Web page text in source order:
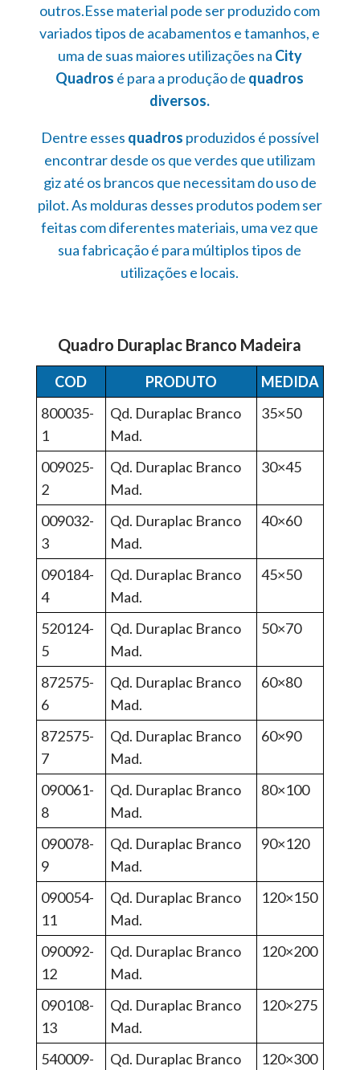
outros.Esse material pode ser produzido com
variados tipos de acabamentos e tamanhos, e
uma de suas maiores utilizações na City
Quadros é para a produção de quadros
diversos.
Dentre esses quadros produzidos é possível
encontrar desde os que verdes que utilizam
giz até os brancos que necessitam do uso de
pilot. As molduras desses produtos podem ser
feitas com diferentes materiais, uma vez que
sua fabricação é para múltiplos tipos de
utilizações e locais.
Quadro Duraplac Branco Madeira
COD PRODUTO
MEDIDA
800035-
1
Qd. Duraplac Branco
Mad.
35×50
009025-
2
Qd. Duraplac Branco
Mad.
30×45
009032-
3
Qd. Duraplac Branco
Mad.
40×60
090184-
4
Qd. Duraplac Branco
Mad.
45×50
520124-
5
Qd. Duraplac Branco
Mad.
50×70
872575-
6
Qd. Duraplac Branco
Mad.
60×80
872575-
7
Qd. Duraplac Branco
Mad.
60×90
090061-
8
Qd. Duraplac Branco
Mad.
80×100
090078-
9
Qd. Duraplac Branco
Mad.
90×120
090054-
11
Qd. Duraplac Branco
Mad.
120×150
090092-
12
Qd. Duraplac Branco
Mad.
120×200
090108-
13
Qd. Duraplac Branco
Mad.
120×275
540009-
Qd. Duraplac Branco
120×300